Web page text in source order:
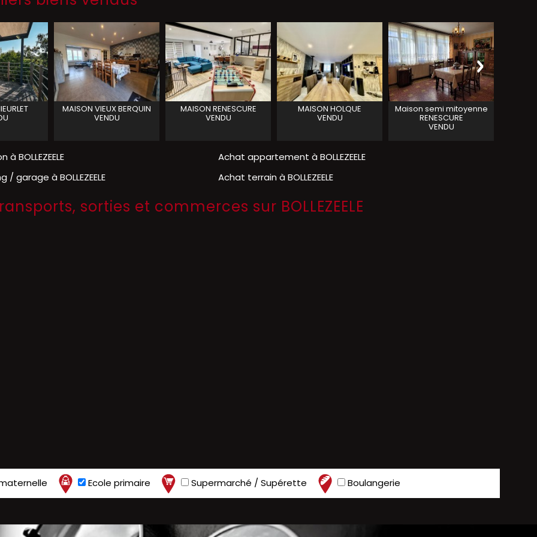
MAISON VIEUX BERQUIN
VENDU
MAISON RENESCURE
VENDU
MAISON HOLQUE
VENDU
Maison semi mitoyenne
RENESCURE
VENDU
BOLLEZEELE
Achat appartement à BOLLEZEELE
/ garage à BOLLEZEELE
Achat terrain à BOLLEZEELE
sorties et commerces sur BOLLEZEELE
Ecole primaire Supermarché / Supérette Boulangerie